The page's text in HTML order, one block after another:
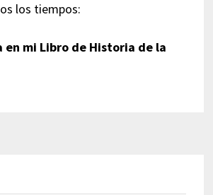
los tiempos:
en mi Libro de Historia de la